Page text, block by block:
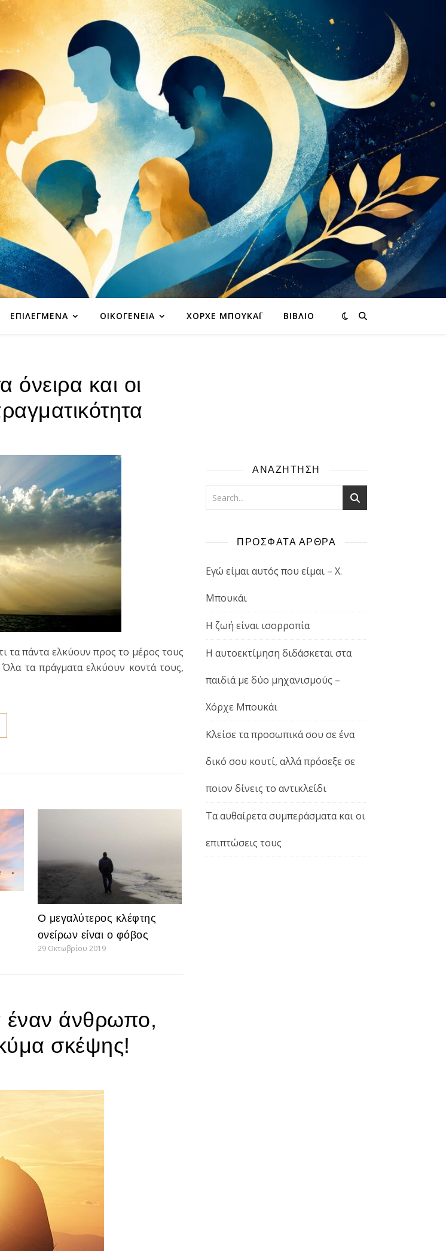
ΕΠΙΛΕΓΜΈΝΑ ΟΙΚΟΓΈΝΕΙΑ ΧΌΡΧΕ ΜΠΟΥΚΆΙ ΒΙΒΛΊΟ
όνειρα και οι
τα πάντα ελκύουν προς το μέρος τους
τα πράγματα ελκύουν κοντά τους,
Ο μεγαλύτερος κλέφτης
ονείρων είναι ο φόβος
29 Οκτωβρίου 2019
έναν άνθρωπο,
σκέψης!
ΑΝΑΖΗΤΗΣΗ
ΠΡΟΣΦΑΤΑ ΑΡΘΡΑ
Εγώ είμαι αυτός που είμαι – Χ.
Μπουκάι
Η ζωή είναι ισορροπία
Η αυτοεκτίμηση διδάσκεται στα
παιδιά με δύο μηχανισμούς –
Χόρχε Μπουκάι
Κλείσε τα προσωπικά σου σε ένα
δικό σου κουτί, αλλά πρόσεξε σε
ποιον δίνεις το αντικλείδι
Τα αυθαίρετα συμπεράσματα και οι
επιπτώσεις τους